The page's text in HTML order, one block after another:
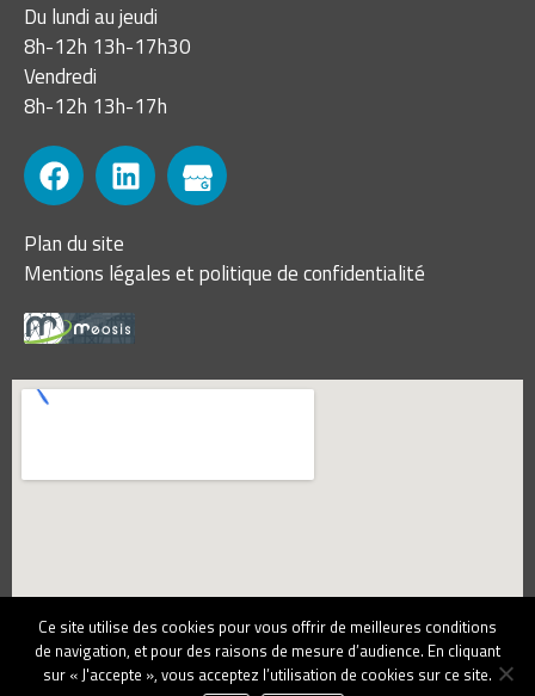
Du lundi au jeudi
8h-12h 13h-17h30
Vendredi
8h-12h 13h-17h
Plan du site
Mentions légales et politique de confidentialité
Ce site utilise des cookies pour vous offrir de meilleures conditions
de navigation, et pour des raisons de mesure d’audience. En cliquant
sur « J'accepte », vous acceptez l’utilisation de cookies sur ce site.